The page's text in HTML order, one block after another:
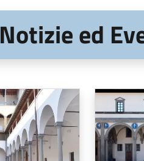
Notizie ed